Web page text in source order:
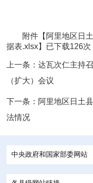
附件【 阿里地区日
据表.xlsx】已下载126次
上一条：达瓦次仁主持
（扩大）会议
下一条： 阿里地区日土
法情况
中央政府和国家部委网站